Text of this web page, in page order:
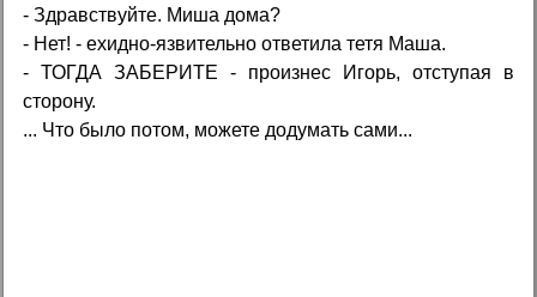
- Здравствуйте. Миша дома?
- Нет! - ехидно-язвительно ответила тетя Маша.
- ТОГДА ЗАБЕРИТЕ - произнес Игорь, отступая в
сторону.
... Что было потом, можете додумать сами...